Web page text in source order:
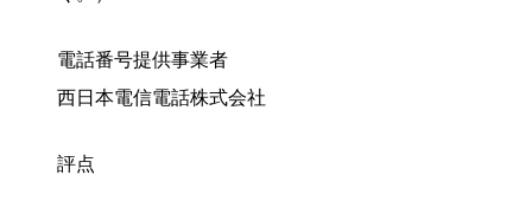
電話番号提供事業者
西日本電信電話株式会社
評点